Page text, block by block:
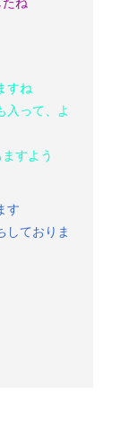
すね
入って、よ
すよう
す
しておりま